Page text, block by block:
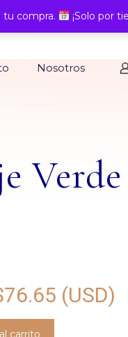
Nosotros
76.65 (USD)
carrito
compra. ¡Solo por